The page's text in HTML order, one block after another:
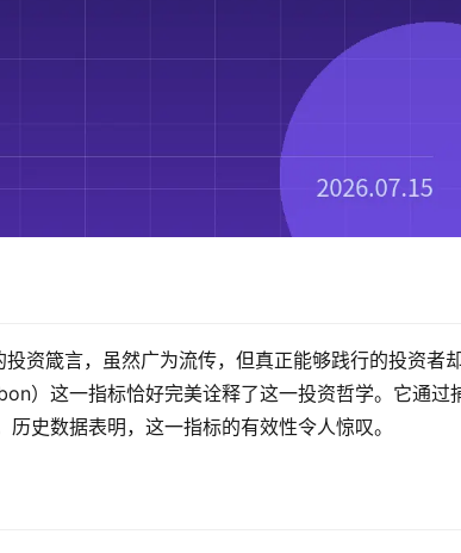
资箴言，虽然广为流传，但真正能够践行的投资者
）这一指标恰好完美诠释了这一投资哲学。它通过
史数据表明，这一指标的有效性令人惊叹。